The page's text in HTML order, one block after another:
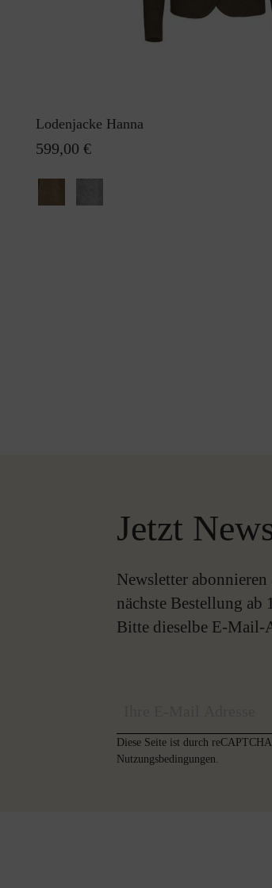
Lodenjacke Hanna
599,00 €
Jetzt
Newsletter
nächste Bestellung
Bitte dieselbe E-Mail-
Diese Seite ist durch
Nutzungsbedingungen